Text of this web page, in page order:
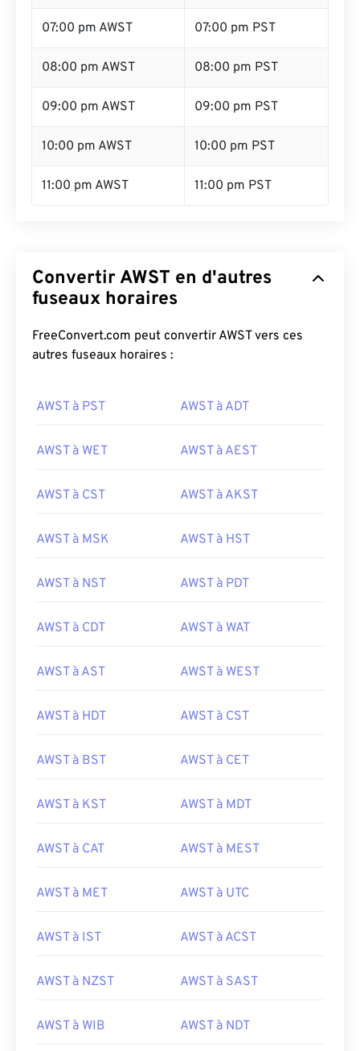
07:00 pm AWST 07:00 pm PST
08:00 pm AWST 08:00 pm PST
09:00 pm AWST 09:00 pm PST
10:00 pm AWST 10:00 pm PST
11:00 pm AWST 11:00 pm PST
Convertir AWST en d'autres
fuseaux horaires
FreeConvert.com peut convertir AWST vers ces
autres fuseaux horaires :
AWST à PST AWST à ADT
AWST à WET AWST à AEST
AWST à CST AWST à AKST
AWST à MSK AWST à HST
AWST à NST AWST à PDT
AWST à CDT AWST à WAT
AWST à AST AWST à WEST
AWST à HDT AWST à CST
AWST à BST AWST à CET
AWST à KST AWST à MDT
AWST à CAT AWST à MEST
AWST à MET AWST à UTC
AWST à IST AWST à ACST
AWST à NZST AWST à SAST
AWST à WIB AWST à NDT